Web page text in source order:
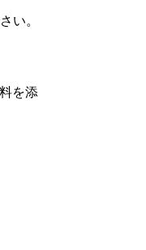
い。
を添